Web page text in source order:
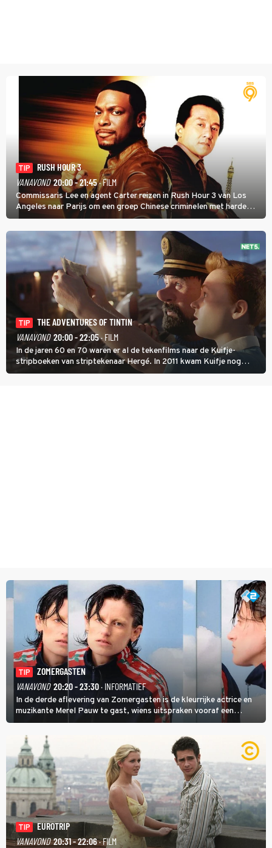
TIP
RUSH HOUR 3
VANAVOND 20:00 - 21:45· FILM
Commissaris Lee en agent Carter reizen in Rush Hour 3 van Los
Angeles naar Parijs om een groep Chinese criminelen met harde
hand aan te pakken.
TIP
THE ADVENTURES OF TINTIN
VANAVOND 20:00 - 22:05· FILM
In de jaren 60 en 70 waren er al de tekenfilms naar de Kuifje-
stripboeken van striptekenaar Hergé. In 2011 kwam Kuifje nog
meer tot leven in The Adventures of Tintin van Steven Spielberg.
TIP
ZOMERGASTEN
VANAVOND 20:20 - 23:30· INFORMATIEF
In de derde aflevering van Zomergasten is de kleurrijke actrice en
muzikante Merel Pauw te gast, wiens uitspraken vooraf een
boeiende avond beloven: 'Mijn ideale televisieavond is zoals mijn
identiteit: grenzeloos, absurd en vol angsten'.
TIP
EUROTRIP
VANAVOND 20:31 - 22:06· FILM